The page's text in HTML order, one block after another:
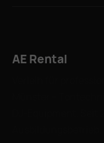
AE Rental